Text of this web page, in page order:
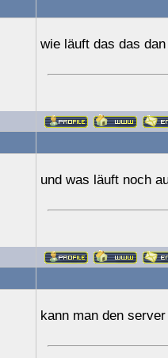
wie läuft das das
und was läuft noch
kann man den